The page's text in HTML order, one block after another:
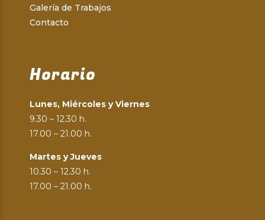
Galería de Trabajos
Contacto
Horario
Lunes, Miércoles y Viernes
9.30 – 12.30 h.
17.00 – 21.00 h.
Martes y Jueves
10.30 – 12.30 h.
17.00 – 21.00 h.